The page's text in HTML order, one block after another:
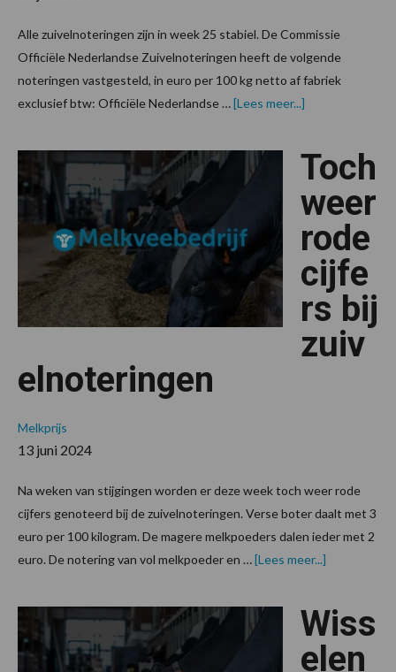
Alle zuivelnoteringen zijn in week 25 stabiel. De Commissie
Officiële Nederlandse Zuivelnoteringen heeft de volgende
noteringen vastgesteld, in euro per 100 kg netto af fabriek
exclusief btw: Officiële Nederlandse …[Lees meer...]
week
Toch
weer
rode
cijfe
rs bij
zuiv
elnoteringen
Melkprijs
13 juni 2024
Na weken van stijgingen worden er deze week toch weer rode
cijfers genoteerd bij de zuivelnoteringen. Verse boter daalt met 3
euro per 100 kilogram. De magere melkpoeders dalen ieder met 2
euro. De notering van vol melkpoeder en …[Lees meer...]
bij
Wiss
elen